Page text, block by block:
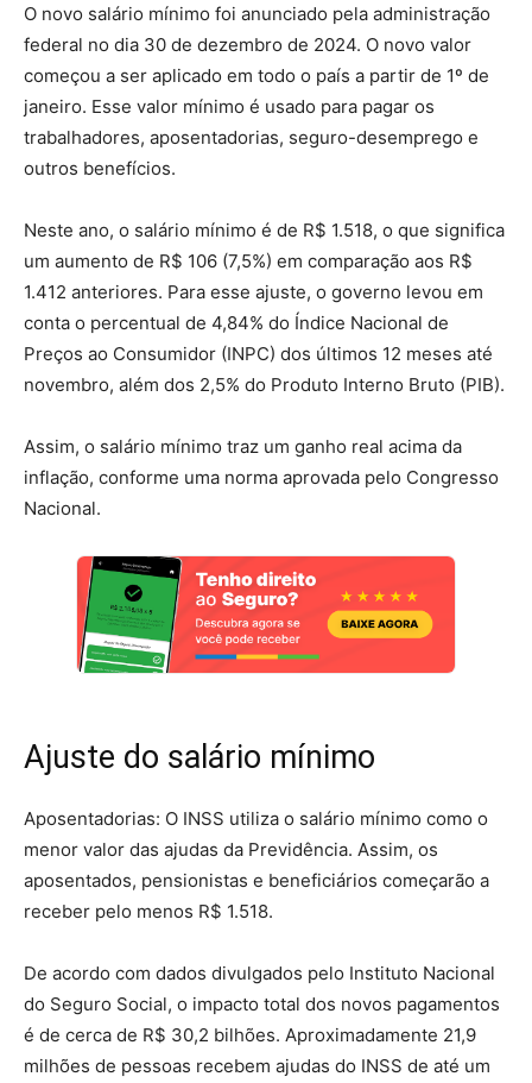
O novo salário mínimo foi anunciado pela administração
federal no dia 30 de dezembro de 2024. O novo valor
começou a ser aplicado em todo o país a partir de 1º de
janeiro. Esse valor mínimo é usado para pagar os
trabalhadores, aposentadorias, seguro-desemprego e
outros benefícios.
Neste ano, o salário mínimo é de R$ 1.518, o que significa
um aumento de R$ 106 (7,5%) em comparação aos R$
1.412 anteriores. Para esse ajuste, o governo levou em
conta o percentual de 4,84% do Índice Nacional de
Preços ao Consumidor (INPC) dos últimos 12 meses até
novembro, além dos 2,5% do Produto Interno Bruto (PIB).
Assim, o salário mínimo traz um ganho real acima da
inflação, conforme uma norma aprovada pelo Congresso
Nacional.
Ajuste do salário mínimo
Aposentadorias: O INSS utiliza o salário mínimo como o
menor valor das ajudas da Previdência. Assim, os
aposentados, pensionistas e beneficiários começarão a
receber pelo menos R$ 1.518.
De acordo com dados divulgados pelo Instituto Nacional
do Seguro Social, o impacto total dos novos pagamentos
é de cerca de R$ 30,2 bilhões. Aproximadamente 21,9
milhões de pessoas recebem ajudas do INSS de até um